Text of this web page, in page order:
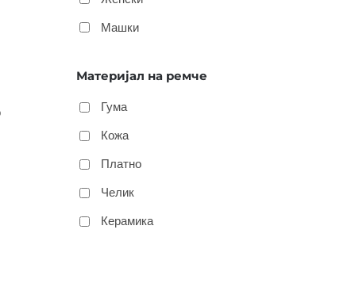
Машки
Материјал на ремче
Гума
Кожа
Платно
Челик
Керамика